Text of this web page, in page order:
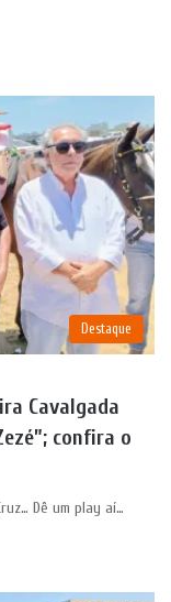
Destaque
Cavalgada
confira o
Dê um play aí…